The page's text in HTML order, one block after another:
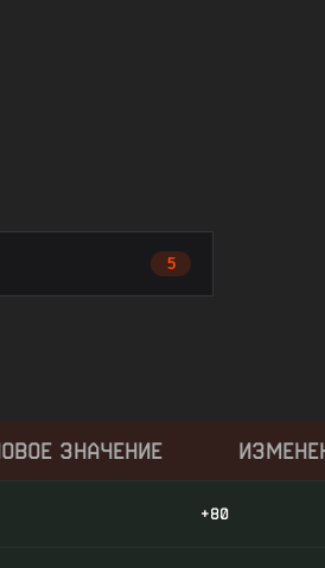
5
ЗНАЧЕНИЕ
+80